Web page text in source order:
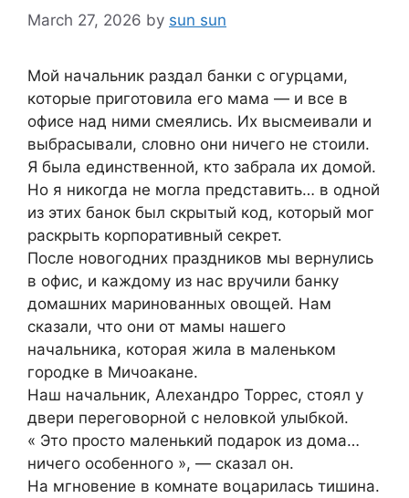
March 27, 2026 by sun sun
Мой начальник раздал банки с огурцами,
которые приготовила его мама — и все в
офисе над ними смеялись. Их высмеивали и
выбрасывали, словно они ничего не стоили.
Я была единственной, кто забрала их домой.
Но я никогда не могла представить… в одной
из этих банок был скрытый код, который мог
раскрыть корпоративный секрет.
После новогодних праздников мы вернулись
в офис, и каждому из нас вручили банку
домашних маринованных овощей. Нам
сказали, что они от мамы нашего
начальника, которая жила в маленьком
городке в Мичоакане.
Наш начальник, Алехандро Торрес, стоял у
двери переговорной с неловкой улыбкой.
« Это просто маленький подарок из дома…
ничего особенного », — сказал он.
На мгновение в комнате воцарилась тишина.